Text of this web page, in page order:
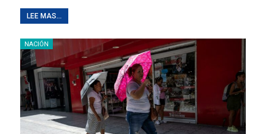
LEE MAS...
NACIÓN